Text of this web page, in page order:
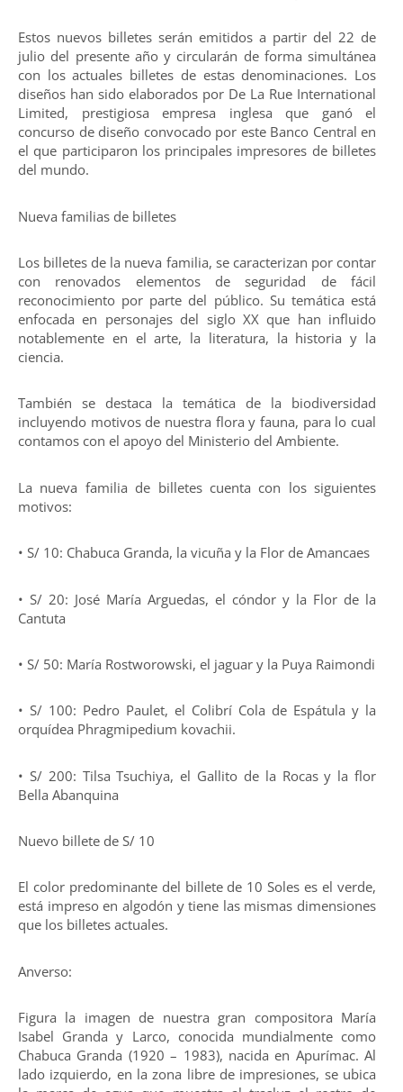
Estos nuevos billetes serán emitidos a partir del 22 de
julio del presente año y circularán de forma simultánea
con los actuales billetes de estas denominaciones. Los
diseños han sido elaborados por De La Rue International
Limited, prestigiosa empresa inglesa que ganó el
concurso de diseño convocado por este Banco Central en
el que participaron los principales impresores de billetes
del mundo.
Nueva familias de billetes
Los billetes de la nueva familia, se caracterizan por contar
con renovados elementos de seguridad de fácil
reconocimiento por parte del público. Su temática está
enfocada en personajes del siglo XX que han influido
notablemente en el arte, la literatura, la historia y la
ciencia.
También se destaca la temática de la biodiversidad
incluyendo motivos de nuestra flora y fauna, para lo cual
contamos con el apoyo del Ministerio del Ambiente.
La nueva familia de billetes cuenta con los siguientes
motivos:
• S/ 10: Chabuca Granda, la vicuña y la Flor de Amancaes
• S/ 20: José María Arguedas, el cóndor y la Flor de la
Cantuta
• S/ 50: María Rostworowski, el jaguar y la Puya Raimondi
• S/ 100: Pedro Paulet, el Colibrí Cola de Espátula y la
orquídea Phragmipedium kovachii.
• S/ 200: Tilsa Tsuchiya, el Gallito de la Rocas y la flor
Bella Abanquina
Nuevo billete de S/ 10
El color predominante del billete de 10 Soles es el verde,
está impreso en algodón y tiene las mismas dimensiones
que los billetes actuales.
Anverso:
Figura la imagen de nuestra gran compositora María
Isabel Granda y Larco, conocida mundialmente como
Chabuca Granda (1920 – 1983), nacida en Apurímac. Al
lado izquierdo, en la zona libre de impresiones, se ubica